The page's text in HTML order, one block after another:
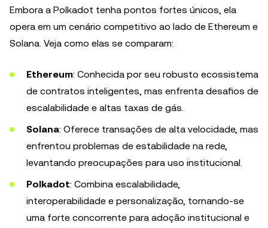
Embora a Polkadot tenha pontos fortes únicos, ela
opera em um cenário competitivo ao lado de Ethereum e
Solana. Veja como elas se comparam:
Ethereum: Conhecida por seu robusto ecossistema
de contratos inteligentes, mas enfrenta desafios de
escalabilidade e altas taxas de gás.
Solana: Oferece transações de alta velocidade, mas
enfrentou problemas de estabilidade na rede,
levantando preocupações para uso institucional.
Polkadot: Combina escalabilidade,
interoperabilidade e personalização, tornando-se
uma forte concorrente para adoção institucional e